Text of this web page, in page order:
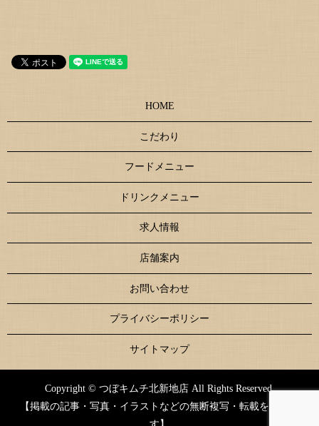
HOME
こだわり
フードメニュー
ドリンクメニュー
求人情報
店舗案内
お問い合わせ
プライバシーポリシー
サイトマップ
Copyright © つぼキムチ北新地店 All Rights Reserved.
【掲載の記事・写真・イラストなどの無断複写・転載を禁じま
す】